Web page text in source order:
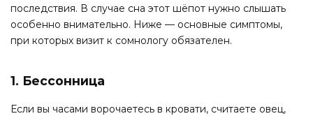
последствия. В случае сна этот шёпот нужно слышать
особенно внимательно. Ниже — основные симптомы,
при которых визит к сомнологу обязателен.
1. Бессонница
Если вы часами ворочаетесь в кровати, считаете овец,